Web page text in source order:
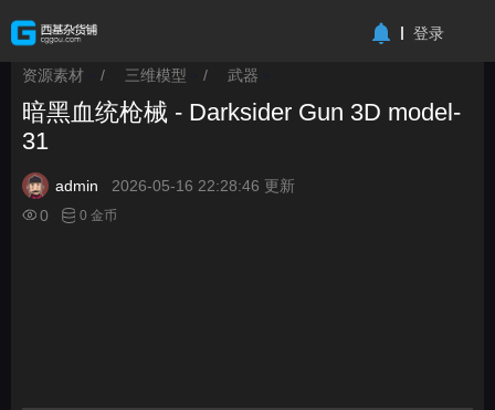
登录
资源素材 / 三维模型 / 武器
暗黑血统枪械 - Darksider Gun 3D model-
31
admin
2026-05-16 22:28:46 更新
0
0 金币